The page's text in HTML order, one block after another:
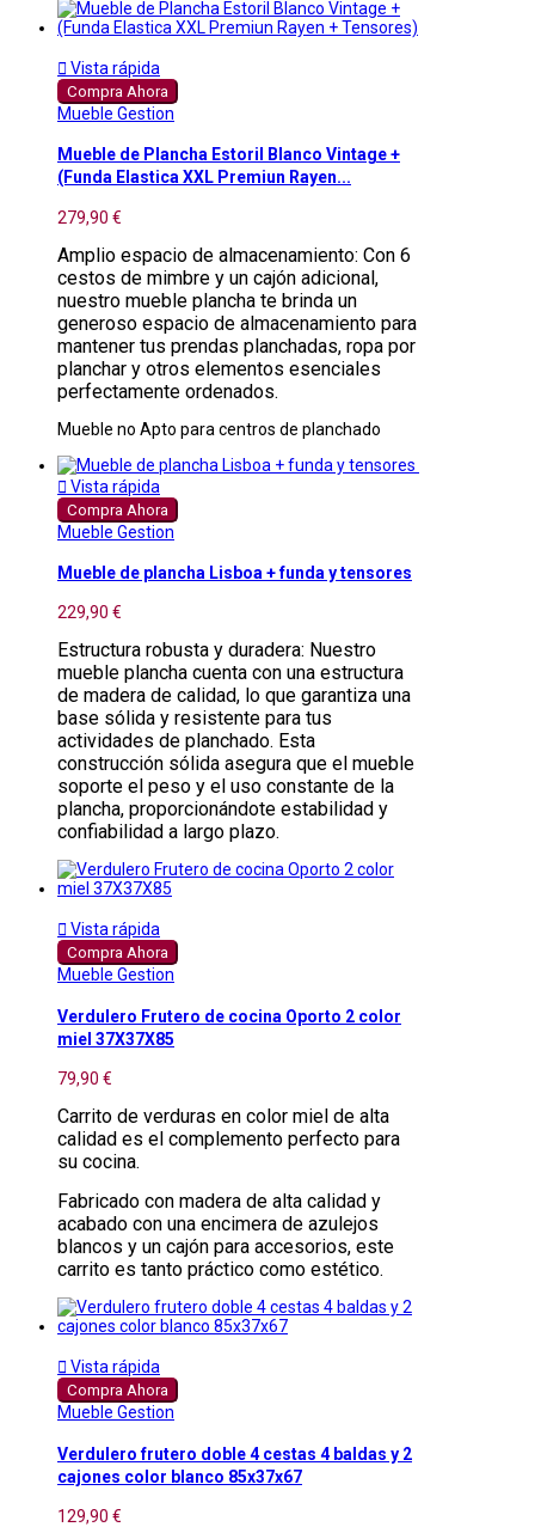
 Vista rápida
Compra Ahora
Mueble Gestion
Mueble de Plancha Estoril Blanco Vintage +
(Funda Elastica XXL Premiun Rayen...
279,90 €
Amplio espacio de almacenamiento: Con 6
cestos de mimbre y un cajón adicional,
nuestro mueble plancha te brinda un
generoso espacio de almacenamiento para
mantener tus prendas planchadas, ropa por
planchar y otros elementos esenciales
perfectamente ordenados.
Mueble no Apto para centros de planchado
 Vista rápida
Compra Ahora
Mueble Gestion
Mueble de plancha Lisboa + funda y tensores
229,90 €
Estructura robusta y duradera: Nuestro
mueble plancha cuenta con una estructura
de madera de calidad, lo que garantiza una
base sólida y resistente para tus
actividades de planchado. Esta
construcción sólida asegura que el mueble
soporte el peso y el uso constante de la
plancha, proporcionándote estabilidad y
confiabilidad a largo plazo.
 Vista rápida
Compra Ahora
Mueble Gestion
Verdulero Frutero de cocina Oporto 2 color
miel 37X37X85
79,90 €
Carrito de verduras en color miel de alta
calidad es el complemento perfecto para
su cocina.
Fabricado con madera de alta calidad y
acabado con una encimera de azulejos
blancos y un cajón para accesorios, este
carrito es tanto práctico como estético.
 Vista rápida
Compra Ahora
Mueble Gestion
Verdulero frutero doble 4 cestas 4 baldas y 2
cajones color blanco 85x37x67
129,90 €